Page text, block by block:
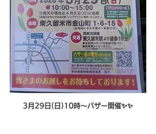
3月29日(日)10時〜バザー開催✨✨